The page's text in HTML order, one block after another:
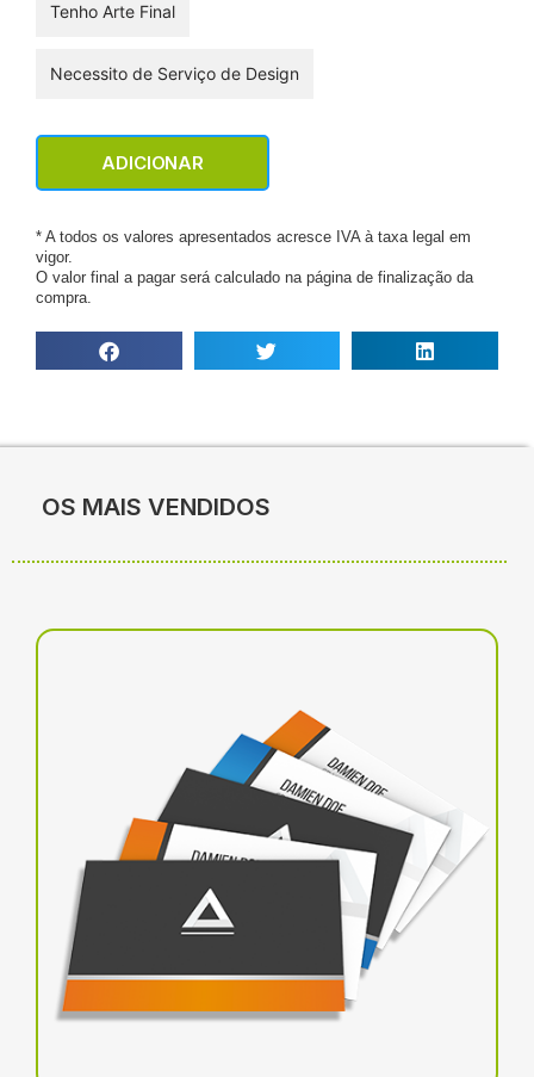
Tenho Arte Final
Necessito de Serviço de Design
ADICIONAR
* A todos os valores apresentados acresce IVA à taxa legal em
vigor.
O valor final a pagar será calculado na página de finalização da
compra.
OS MAIS VENDIDOS